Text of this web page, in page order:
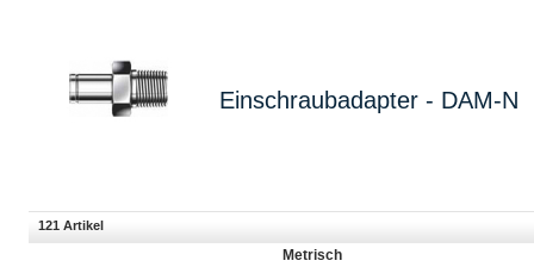
Einschraubadapter - DAM-N
121 Artikel
Metrisch